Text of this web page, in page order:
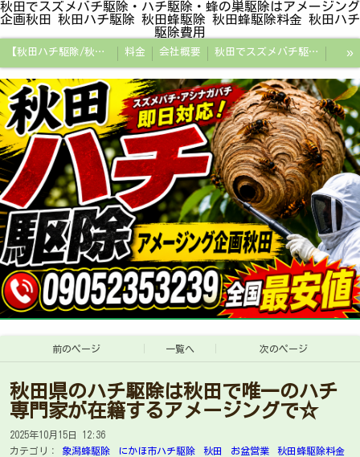
秋田でスズメバチ駆除・ハチ駆除・蜂の巣駆除はアメージング
企画秋田 秋田ハチ駆除 秋田蜂駆除 秋田蜂駆除料金 秋田ハチ
駆除費用
【秋田ハチ駆除/秋田蜂駆除/スズメバチの巣/ハチの巣専門プロ】 料金 会社概要 秋田でスズメバチ駆除・ハチ駆除・蜂の巣駆除はアメージング企画秋田
秋田県の蜂駆除料金・蜂の巣駆除の相場【全国平均と比較】 秋田探偵/秋田県浮気調査/秋田市万引きGメン
秋田便利屋アメージング企画秋田
»
前のページ 一覧へ 次のページ
秋田県のハチ駆除は秋田で唯一のハチ
専門家が在籍するアメージングで☆
2025年10月15日 12:36
カテゴリ：
象潟蜂駆除 にかほ市ハチ駆除 秋田 お盆営業
秋田蜂駆除料金